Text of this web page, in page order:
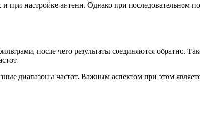
и при настройке антенн. Однако при последовательном
после чего результаты соединяются обратно.
диапазоны частот. Важным аспектом при этом